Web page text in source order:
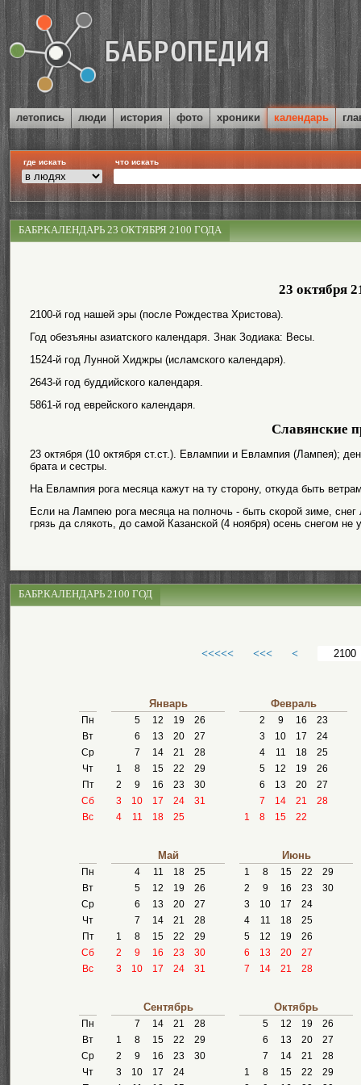
летопись люди история фото хроники календарь
где искать что искать
БАБР.КАЛЕНДАРЬ 23 ОКТЯБРЯ 2100 ГОДА
23 октября
2100-й год нашей эры (после Рождества Христова).
Год обезъяны азиатского календаря. Знак Зодиака: Весы.
1524-й год Лунной Хиджры (исламского календаря).
2643-й год буддийского календаря.
5861-й год еврейского календаря.
Славянские
23 октября (10 октября ст.ст.). Евлампии и Евлампия (Лампея);
брата и сестры.
На Евлампия рога месяца кажут на ту сторону, откуда быть
Если на Лампею рога месяца на полночь - быть скорой зиме,
грязь да слякоть, до самой Казанской (4 ноября) осень снегом
БАБР.КАЛЕНДАРЬ 2100 ГОД
<<<<< <<< <
Пн
Вт
Ср
Чт
Пт
Сб
Вс
Январь
5 12 19
26
6
13 20
27
7
14 21
28
1
8 15 22
29
2
9 16 23
30
3
10 17 24
31
4
11 18 25
Февраль
2 9 16
23
3
10 17
24
4
11 18
25
5
12 19
26
6
13 20
27
7
14 21
28
1
8 15 22
Пн
Вт
Ср
Чт
Пт
Сб
Вс
Май
4 11 18
25
5
12 19
26
6
13 20
27
7
14 21
28
1
8 15 22
29
2
9 16 23
30
3
10 17 24 31
Июнь
1 8 15 22
29
2
9 16 23
30
3
10 17
24
4
11 18
25
5
12 19
26
6
13 20
27
7
14 21 28
Пн
Вт
Ср
Чт
Сентябрь
7 14 21
28
1
8 15 22
29
2
9 16 23
30
3
10 17
24
Октябрь
5 12 19
26
6
13 20
27
7
14 21
28
1
8 15 22
29